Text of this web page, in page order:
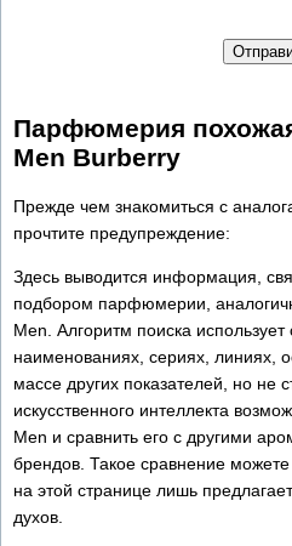
Парфюмерия
Men Burberry
Прежде чем знакомиться с
прочтите предупреждение:
Здесь выводится информация,
подбором парфюмерии,
Men. Алгоритм поиска
наименованиях, сериях, линиях,
массе других показателей, но не
искусственного интеллекта
Men и сравнить его с другими
брендов. Такое сравнение
на этой странице лишь
духов.